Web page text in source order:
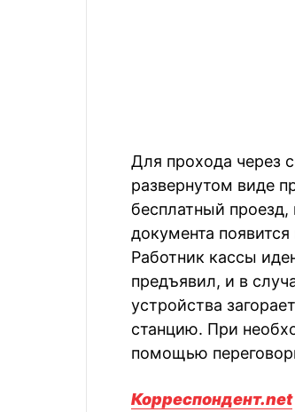
Для прохода через
развернутом виде
бесплатный
документа
Работник кассы
предъявил, и в
устройства
станцию. При
помощью
Корреспондент.net